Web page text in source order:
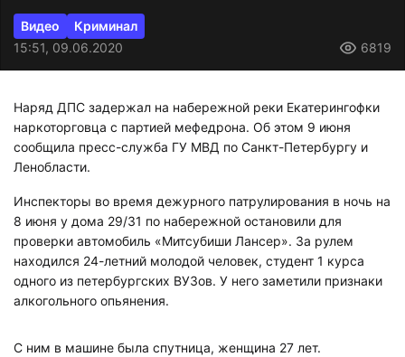
Видео
Криминал
15:51, 09.06.2020
6819
Наряд ДПС задержал на набережной реки Екатерингофки
наркоторговца с партией мефедрона. Об этом 9 июня
сообщила пресс-служба ГУ МВД по Санкт-Петербургу и
Ленобласти.
Инспекторы во время дежурного патрулирования в ночь на
8 июня у дома 29/31 по набережной остановили для
проверки автомобиль «Митсубиши Лансер». За рулем
находился 24-летний молодой человек, студент 1 курса
одного из петербургских ВУЗов. У него заметили признаки
алкогольного опьянения.
С ним в машине была спутница, женщина 27 лет.